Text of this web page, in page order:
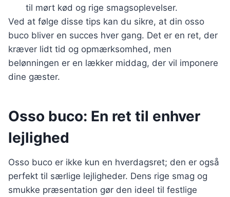
til mørt kød og rige smagsoplevelser.
Ved at følge disse tips kan du sikre, at din osso
buco bliver en succes hver gang. Det er en ret, der
kræver lidt tid og opmærksomhed, men
belønningen er en lækker middag, der vil imponere
dine gæster.
Osso buco: En ret til enhver
lejlighed
Osso buco er ikke kun en hverdagsret; den er også
perfekt til særlige lejligheder. Dens rige smag og
smukke præsentation gør den ideel til festlige